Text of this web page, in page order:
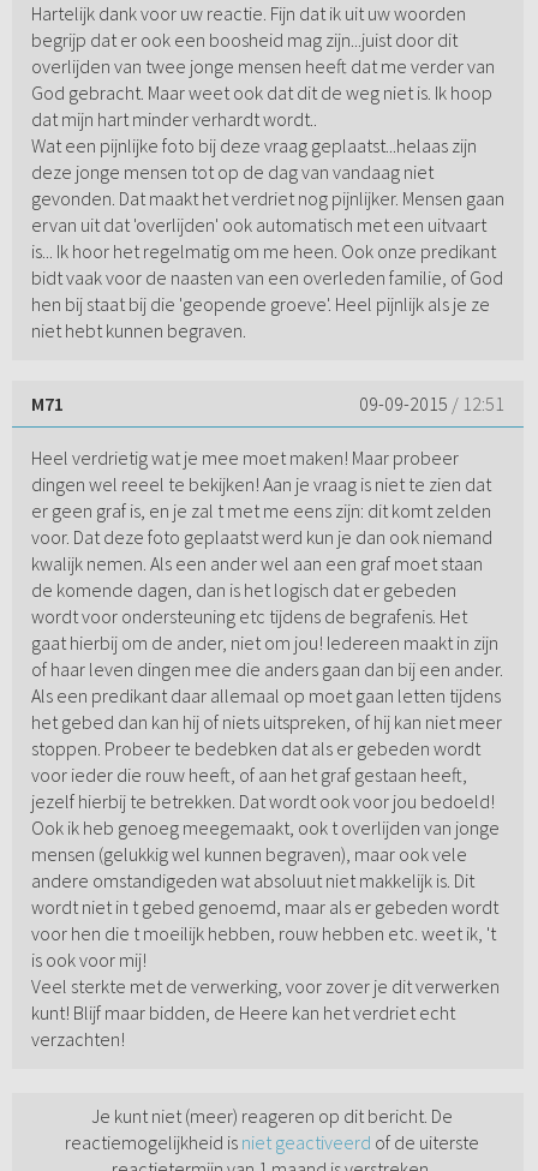
Hartelijk dank voor uw reactie. Fijn dat ik uit uw woorden
begrijp dat er ook een boosheid mag zijn...juist door dit
overlijden van twee jonge mensen heeft dat me verder van
God gebracht. Maar weet ook dat dit de weg niet is. Ik hoop
dat mijn hart minder verhardt wordt..
Wat een pijnlijke foto bij deze vraag geplaatst...helaas zijn
deze jonge mensen tot op de dag van vandaag niet
gevonden. Dat maakt het verdriet nog pijnlijker. Mensen gaan
ervan uit dat 'overlijden' ook automatisch met een uitvaart
is... Ik hoor het regelmatig om me heen. Ook onze predikant
bidt vaak voor de naasten van een overleden familie, of God
hen bij staat bij die 'geopende groeve'. Heel pijnlijk als je ze
niet hebt kunnen begraven.
M71 09-09-2015 / 12:51
Heel verdrietig wat je mee moet maken! Maar probeer
dingen wel reeel te bekijken! Aan je vraag is niet te zien dat
er geen graf is, en je zal t met me eens zijn: dit komt zelden
voor. Dat deze foto geplaatst werd kun je dan ook niemand
kwalijk nemen. Als een ander wel aan een graf moet staan
de komende dagen, dan is het logisch dat er gebeden
wordt voor ondersteuning etc tijdens de begrafenis. Het
gaat hierbij om de ander, niet om jou! Iedereen maakt in zijn
of haar leven dingen mee die anders gaan dan bij een ander.
Als een predikant daar allemaal op moet gaan letten tijdens
het gebed dan kan hij of niets uitspreken, of hij kan niet meer
stoppen. Probeer te bedebken dat als er gebeden wordt
voor ieder die rouw heeft, of aan het graf gestaan heeft,
jezelf hierbij te betrekken. Dat wordt ook voor jou bedoeld!
Ook ik heb genoeg meegemaakt, ook t overlijden van jonge
mensen (gelukkig wel kunnen begraven), maar ook vele
andere omstandigeden wat absoluut niet makkelijk is. Dit
wordt niet in t gebed genoemd, maar als er gebeden wordt
voor hen die t moeilijk hebben, rouw hebben etc. weet ik, 't
is ook voor mij!
Veel sterkte met de verwerking, voor zover je dit verwerken
kunt! Blijf maar bidden, de Heere kan het verdriet echt
verzachten!
Je kunt niet (meer) reageren op dit bericht. De
reactiemogelijkheid is niet geactiveerd of de uiterste